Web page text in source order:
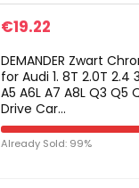
€19.22
DEMANDER Zwart
for Audi 1. 8T 2.0T 2.4
A5 A6L A7 A8L Q3 Q5
Drive Car…
Already Sold: 99%